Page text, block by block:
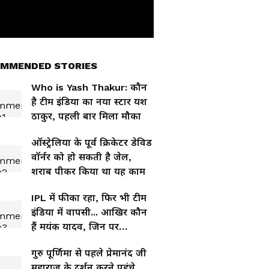
STORIES
Who is Yash Thakur: कौन
है टीम इंडिया का नया स्टार यश
ठाकुर, पहली बार मिला मौका
ऑस्ट्रेलिया के पूर्व क्रिकेटर डेविड
वॉर्नर को हो सकती है जेल,
शराब पीकर किया था यह काम
IPL में फीका रहा, फिर भी टीम
इंडिया में वापसी... आखिर कौन
हैं मयंक यादव, जिन पर
जताया गया भरोसा?
गुरु पूर्णिमा से पहले प्रेमानंद जी